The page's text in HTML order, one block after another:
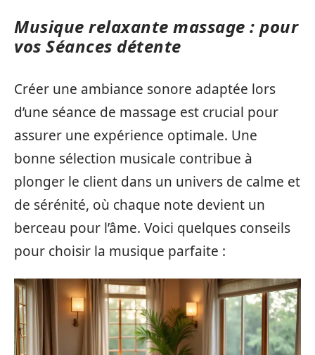
Musique relaxante massage : pour
vos Séances détente
Créer une ambiance sonore adaptée lors
d’une séance de massage est crucial pour
assurer une expérience optimale. Une
bonne sélection musicale contribue à
plonger le client dans un univers de calme et
de sérénité, où chaque note devient un
berceau pour l’âme. Voici quelques conseils
pour choisir la musique parfaite :